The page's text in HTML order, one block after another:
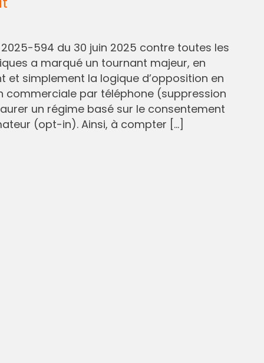
2025-594 du 30 juin 2025 contre toutes les
a marqué un tournant majeur, en
et simplement la logique d’opposition en
commerciale par téléphone (suppression
un régime basé sur le consentement
(opt-in). Ainsi, à compter […]